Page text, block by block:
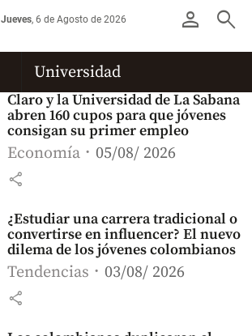
person search
Jueves, 6 de Agosto de 2026
Universidad
Claro y la Universidad de La Sabana
abren 160 cupos para que jóvenes
consigan su primer empleo
Economía 05/08/ 2026
share
¿Estudiar una carrera tradicional o
convertirse en influencer? El nuevo
dilema de los jóvenes colombianos
Tendencias 03/08/ 2026
share